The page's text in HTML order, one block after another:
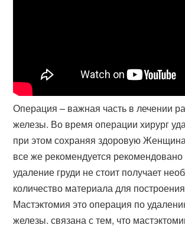
Операция – важная часть в лечении
железы. Во время операции хирург
при этом сохраняя здоровую
все же рекомендуется
удаление груди не стоит получает
количество материала для
Мастэктомия это операция по
железы. связана с тем, что